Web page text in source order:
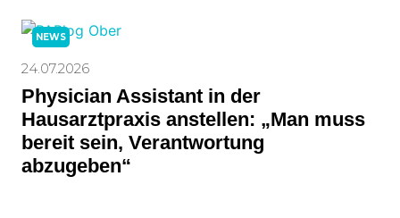
NEWS
24.07.2026
Physician Assistant in der
Hausarztpraxis anstellen: „Man muss
bereit sein, Verantwortung
abzugeben“